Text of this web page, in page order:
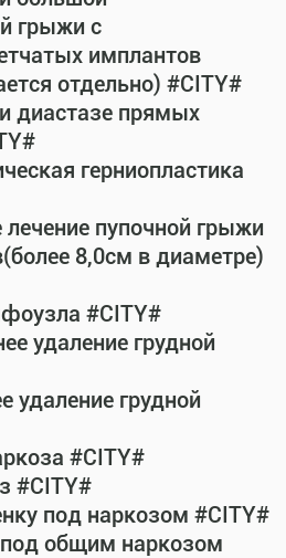
грыжи с
имплантов
отдельно) #CITY#
диастазе прямых
герниопластика
лечение пупочной грыжи
8,0см в диаметре)
#CITY#
удаление грудной
удаление грудной
#CITY#
#CITY#
под наркозом #CITY#
общим наркозом